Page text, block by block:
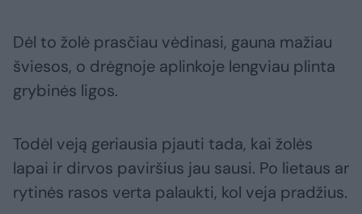
Dėl to žolė prasčiau vėdinasi, gauna mažiau
šviesos, o drėgnoje aplinkoje lengviau plinta
grybinės ligos.
Todėl veją geriausia pjauti tada, kai žolės
lapai ir dirvos paviršius jau sausi. Po lietaus ar
rytinės rasos verta palaukti, kol veja pradžius.